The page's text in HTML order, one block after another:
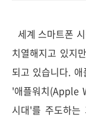
세계 스마트폰
치열해지고 있지
되고 있습니다.
'애플워치(Apple
시대'를 주도하는